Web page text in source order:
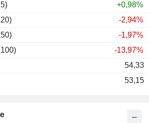
+0,98%
-2,94%
-1,97%
-13,97%
54,33
53,15